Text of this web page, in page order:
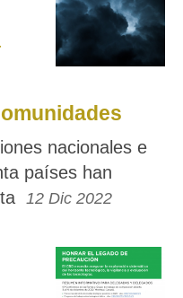
nacionales e
países han
12 Dic 2022